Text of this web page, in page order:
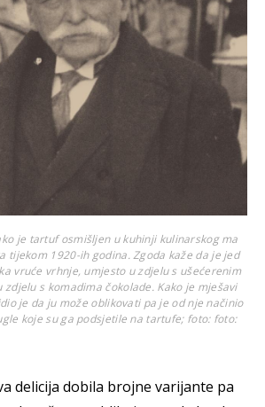
je tartuf osmišljen u kuhinji kulinarskog ma
tijekom 1920-ih godina. Zgoda kaže da je jed
vruće vrhnje, umjesto u zdjelu s ušećerenim
s komadima čokolade. Kako je mješavi
je da ju može oblikovati pa je od nje načinio
koje su ga podsjetile na tartufe; foto: foto:
delicija dobila brojne varijante pa